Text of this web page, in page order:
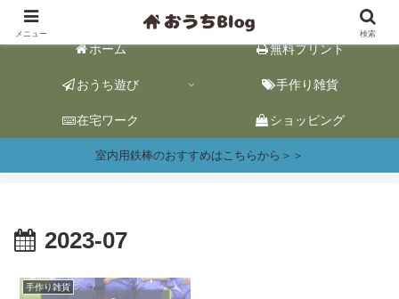
おうち遊び&ワーク情報｜おうち時間をhappyに。
ホーム 無料プリント
おうち遊び 手作り雑貨
在宅ワーク ショッピング
室内用鉄棒のおすすめはこちらから＞＞
2023-07
手作り雑貨
メニュー 検索